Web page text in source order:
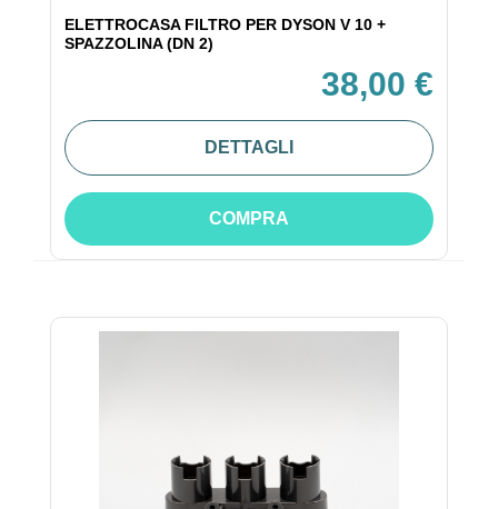
ELETTROCASA FILTRO PER DYSON V 10 +
SPAZZOLINA (DN 2)
38,00 €
DETTAGLI
COMPRA